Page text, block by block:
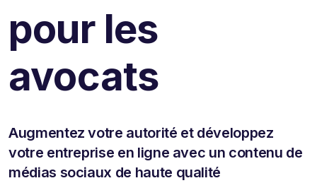
pour les
avocats
Augmentez votre autorité et développez
votre entreprise en ligne avec un contenu de
médias sociaux de haute qualité